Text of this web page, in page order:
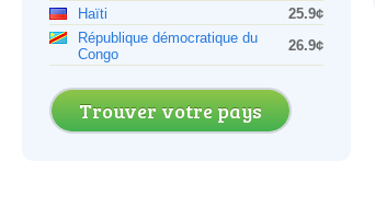
Haïti
25.9¢
République démocratique du
Congo
26.9¢
Trouver votre pays